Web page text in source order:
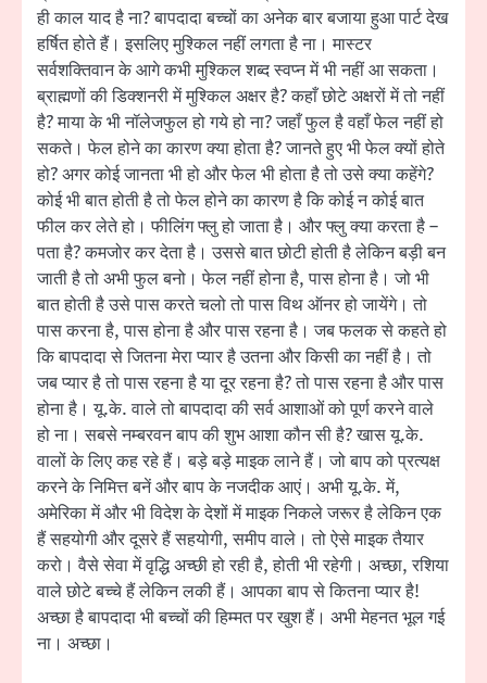
ही काल याद है ना? बापदादा बच्चों का अनेक बार बजाया हुआ पार्ट देख
हर्षित होते हैं। इसलिए मुश्किल नहीं लगता है ना। मास्टर
सर्वशक्तिवान के आगे कभी मुश्किल शब्द स्वप्न में भी नहीं आ सकता।
ब्राह्मणों की डिक्शनरी में मुश्किल अक्षर है? कहाँ छोटे अक्षरों में तो नहीं
है? माया के भी नॉलेजफुल हो गये हो ना? जहाँ फुल है वहाँ फेल नहीं हो
सकते। फेल होने का कारण क्या होता है? जानते हुए भी फेल क्यों होते
हो? अगर कोई जानता भी हो और फेल भी होता है तो उसे क्या कहेंगे?
कोई भी बात होती है तो फेल होने का कारण है कि कोई न कोई बात
फील कर लेते हो। फीलिंग फ्लु हो जाता है। और फ्लु क्या करता है –
पता है? कमजोर कर देता है। उससे बात छोटी होती है लेकिन बड़ी बन
जाती है तो अभी फुल बनो। फेल नहीं होना है, पास होना है। जो भी
बात होती है उसे पास करते चलो तो पास विथ ऑनर हो जायेंगे। तो
पास करना है, पास होना है और पास रहना है। जब फलक से कहते हो
कि बापदादा से जितना मेरा प्यार है उतना और किसी का नहीं है। तो
जब प्यार है तो पास रहना है या दूर रहना है? तो पास रहना है और पास
होना है। यू.के. वाले तो बापदादा की सर्व आशाओं को पूर्ण करने वाले
हो ना। सबसे नम्बरवन बाप की शुभ आशा कौन सी है? खास यू.के.
वालों के लिए कह रहे हैं। बड़े बड़े माइक लाने हैं। जो बाप को प्रत्यक्ष
करने के निमित्त बनें और बाप के नजदीक आएं। अभी यू.के. में,
अमेरिका में और भी विदेश के देशों में माइक निकले जरूर है लेकिन एक
हैं सहयोगी और दूसरे हैं सहयोगी, समीप वाले। तो ऐसे माइक तैयार
करो। वैसे सेवा में वृद्धि अच्छी हो रही है, होती भी रहेगी। अच्छा, रशिया
वाले छोटे बच्चे हैं लेकिन लकी हैं। आपका बाप से कितना प्यार है!
अच्छा है बापदादा भी बच्चों की हिम्मत पर खुश हैं। अभी मेहनत भूल गई
ना। अच्छा।